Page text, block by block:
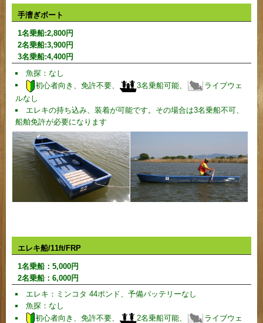
手漕ぎボート
1名乗船:2,800円
2名乗船:3,900円
3名乗船:4,400円
魚探：なし
初心者向き、免許不要、
3名乗船可能、
ライブウェ
ルなし
エレキの持ち込み、装着が可能です。その場合は3名乗船不可、
船舶免許が必要になります
エレキ船/11ft/FRP
1名乗船： 5,000円
2名乗船： 6,000円
エレキ：ミンコタ 44ポンド、予備バッテリーなし
魚探：なし
初心者向き、免許不要、
2名乗船可能、
ライブウェ